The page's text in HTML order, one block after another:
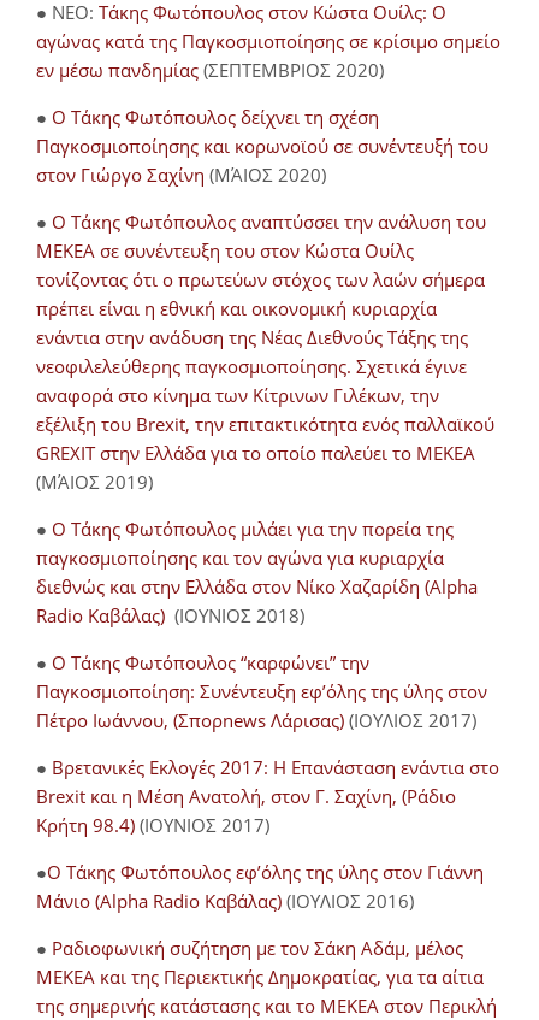
● NEO: Τάκης Φωτόπουλος στον Κώστα Ουίλς: Ο
αγώνας κατά της Παγκοσμιοποίησης σε κρίσιμο σημείο
εν μέσω πανδημίας (ΣΕΠΤΕΜΒΡΙΟΣ 2020)
● Ο Τάκης Φωτόπουλος δείχνει τη σχέση
Παγκοσμιοποίησης και κορωνοϊού σε συνέντευξή του
στον Γιώργο Σαχίνη (ΜΆΙΟΣ 2020)
● O Τάκης Φωτόπουλος αναπτύσσει την ανάλυση του
ΜΕΚΕΑ σε συνέντευξη του στον Κώστα Ουίλς
τονίζοντας ότι ο πρωτεύων στόχος των λαών σήμερα
πρέπει είναι η εθνική και οικονομική κυριαρχία
ενάντια στην ανάδυση της Νέας Διεθνούς Τάξης της
νεοφιλελεύθερης παγκοσμιοποίησης. Σχετικά έγινε
αναφορά στο κίνημα των Κίτρινων Γιλέκων, την
εξέλιξη του Brexit, την επιτακτικότητα ενός παλλαϊκού
GREXIT στην Ελλάδα για το οποίο παλεύει το ΜΕΚΕΑ
(ΜΆΙΟΣ 2019)
● Ο Τάκης Φωτόπουλος μιλάει για την πορεία της
παγκοσμιοποίησης και τον αγώνα για κυριαρχία
διεθνώς και στην Ελλάδα στον Νίκο Χαζαρίδη (Alpha
Radio Καβάλας) (ΙΟΥΝΙΟΣ 2018)
● Ο Τάκης Φωτόπουλος “καρφώνει” την
Παγκοσμιοποίηση: Συνέντευξη εφ’όλης της ύλης στον
Πέτρο Ιωάννου, (Σπορnews Λάρισας) (ΙΟΥΛΙΟΣ 2017)
● Βρετανικές Εκλογές 2017: Η Επανάσταση ενάντια στο
Brexit και η Μέση Ανατολή, στον Γ. Σαχίνη, (Ράδιο
Κρήτη 98.4) (ΙΟΥΝΙΟΣ 2017)
●O Τάκης Φωτόπουλος εφ’όλης της ύλης στον Γιάννη
Μάνιο (Alpha Radio Καβάλας) (ΙΟΥΛΙΟΣ 2016)
● Ραδιοφωνική συζήτηση με τον Σάκη Αδάμ, μέλος
ΜΕΚΕΑ και της Περιεκτικής Δημοκρατίας, για τα αίτια
της σημερινής κατάστασης και το ΜΕΚΕΑ στον Περικλή